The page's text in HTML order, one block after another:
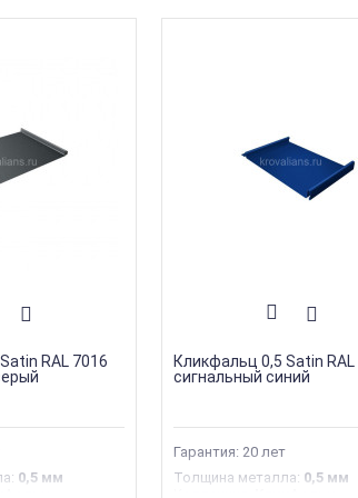
RAL 7016
: 0,5 мм
Кликфальц 0,5 Satin RAL
сигнальный синий
Гарантия: 20 лет
Толщина металла: 0,5 мм